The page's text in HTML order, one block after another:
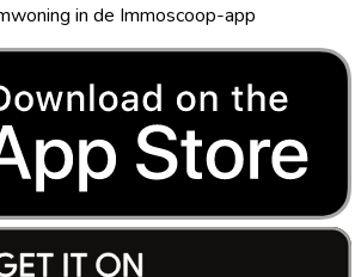
in de Immoscoop-app